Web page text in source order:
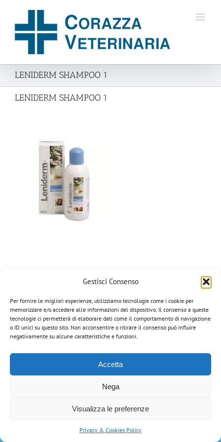
Gestisci Consenso
Per fornire le migliori esperienze, utilizziamo tecnologie come i cookie per
memorizzare e/o accedere alle informazioni del dispositivo. Il consenso a queste
tecnologie ci permetterà di elaborare dati come il comportamento di navigazione
o ID unici su questo sito. Non acconsentire o ritirare il consenso può influire
negativamente su alcune caratteristiche e funzioni.
Accetta
Nega
Visualizza le preferenze
Privacy & Cookies Policy
contenuto
LENIDERM SHAMPOO 1
LENIDERM SHAMPOO 1
Corazza Veterinaria di Portinari Gian Paolo | via Manzoni, 8 - 36020
Campiglia dei Berici (VI) | Tel: 0444-866034 | Email:
Tutti i marchi riportati appartengono ai legittimi proprietari.